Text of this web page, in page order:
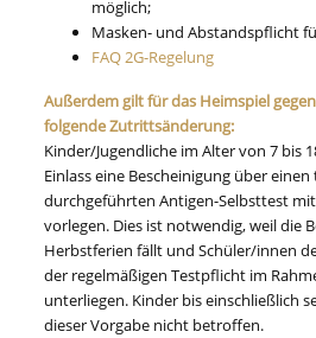
möglich;
Masken- und Abstandspflicht
FAQ 2G-Regelung
Außerdem gilt für das Heimspiel
folgende Zutrittsänderung:
Kinder/Jugendliche im Alter von 7 bis
Einlass eine Bescheinigung über
durchgeführten Antigen-Selbsttest
vorlegen. Dies ist notwendig, weil die
Herbstferien fällt und Schüler/innen
der regelmäßigen Testpflicht im
unterliegen. Kinder bis einschließlich
dieser Vorgabe nicht betroffen.